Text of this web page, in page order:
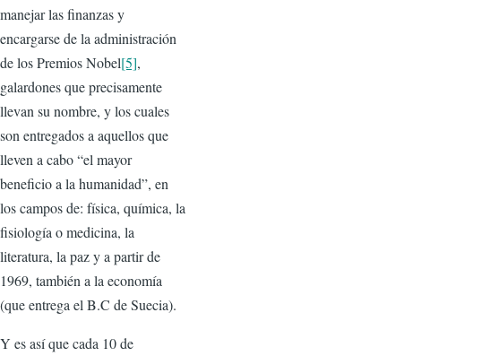
manejar las finanzas y
encargarse de la administración
de los Premios Nobel[5],
galardones que precisamente
llevan su nombre, y los cuales
son entregados a aquellos que
lleven a cabo “el mayor
beneficio a la humanidad”, en
los campos de: física, química, la
fisiología o medicina, la
literatura, la paz y a partir de
1969, también a la economía
(que entrega el B.C de Suecia).
Y es así que cada 10 de